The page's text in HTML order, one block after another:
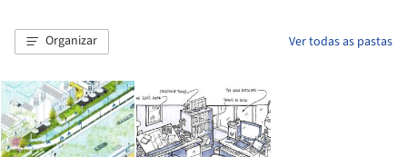
Organizar Ver todas as pastas